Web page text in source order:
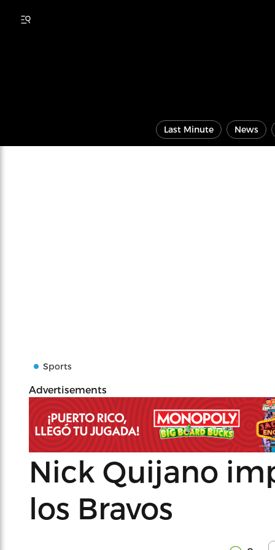
Last Minute News
Sports
Advertisements
Nick Quijano
los Bravos